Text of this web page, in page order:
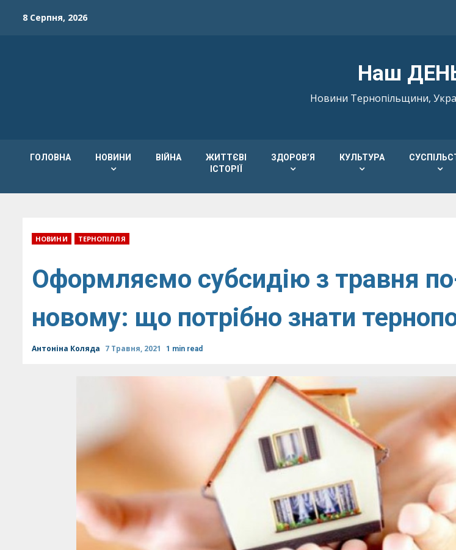
8 Серпня, 2026
Наш
Новини Тернопільщини,
ГОЛОВНА НОВИНИ ВІЙНА
ЖИТТЄВІ
ІСТОРІЇ
ЗДОРОВ’Я КУЛЬТУРА
НОВИНИ ТЕРНОПІЛЛЯ
Оформляємо субсидію з травня
новому: що потрібно знати
Антоніна Коляда 7 Травня, 2021 1 min read